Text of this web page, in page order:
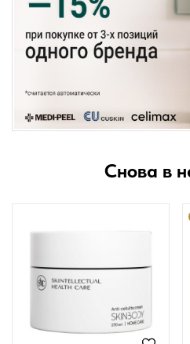
Снова в